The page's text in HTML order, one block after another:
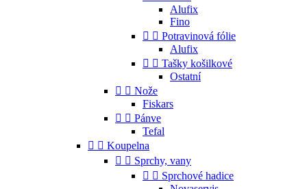
Alufix
Fino
  Potravinová fólie
Alufix
  Tašky košilkové
Ostatní
  Nože
Fiskars
  Pánve
Tefal
  Koupelna
  Sprchy, vany
  Sprchové hadice